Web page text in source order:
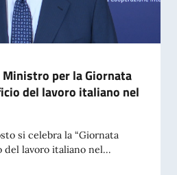
per la Giornata
del lavoro italiano nel
si celebra la “Giornata
lavoro italiano nel...